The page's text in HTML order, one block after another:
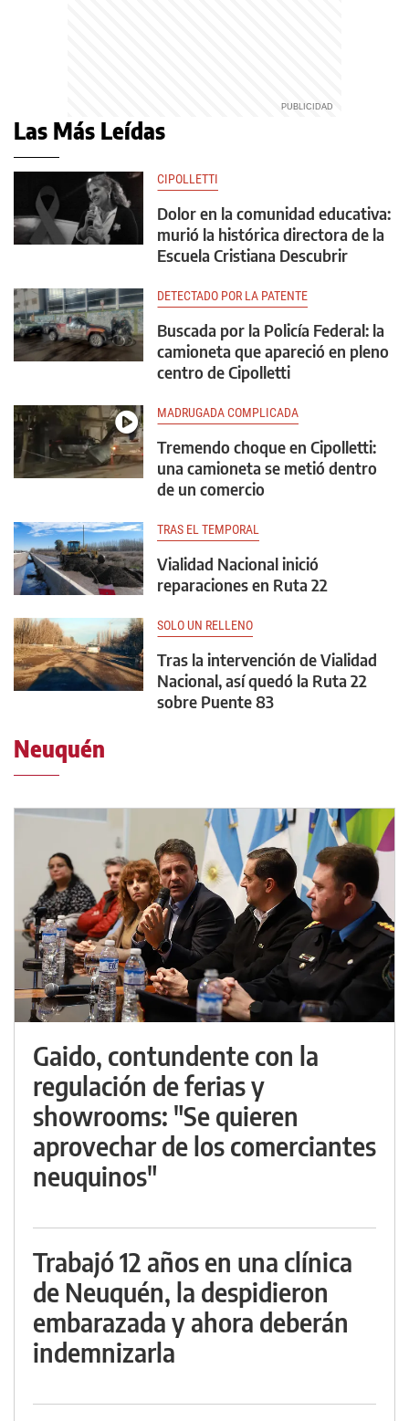
Las Más Leídas
CIPOLLETTI
Dolor en la comunidad educativa:
murió la histórica directora de la
Escuela Cristiana Descubrir
DETECTADO POR LA PATENTE
Buscada por la Policía Federal: la
camioneta que apareció en pleno
centro de Cipolletti
MADRUGADA COMPLICADA
Tremendo choque en Cipolletti:
una camioneta se metió dentro
de un comercio
TRAS EL TEMPORAL
Vialidad Nacional inició
reparaciones en Ruta 22
SOLO UN RELLENO
Tras la intervención de Vialidad
Nacional, así quedó la Ruta 22
sobre Puente 83
Neuquén
Gaido, contundente con la
regulación de ferias y
showrooms: "Se quieren
aprovechar de los comerciantes
neuquinos"
Trabajó 12 años en una clínica
de Neuquén, la despidieron
embarazada y ahora deberán
indemnizarla